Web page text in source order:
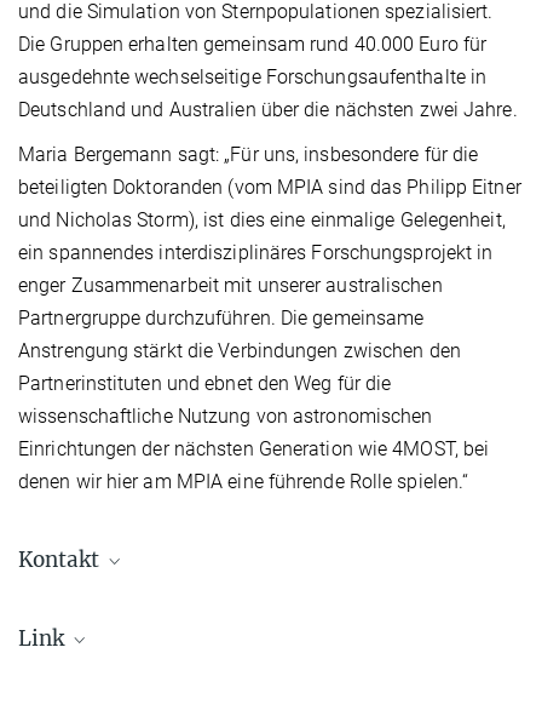
und die Simulation von Sternpopulationen spezialisiert.
Die Gruppen erhalten gemeinsam rund 40.000 Euro für
ausgedehnte wechselseitige Forschungsaufenthalte in
Deutschland und Australien über die nächsten zwei Jahre.
Maria Bergemann sagt: „Für uns, insbesondere für die
beteiligten Doktoranden (vom MPIA sind das Philipp Eitner
und Nicholas Storm), ist dies eine einmalige Gelegenheit,
ein spannendes interdisziplinäres Forschungsprojekt in
enger Zusammenarbeit mit unserer australischen
Partnergruppe durchzuführen. Die gemeinsame
Anstrengung stärkt die Verbindungen zwischen den
Partnerinstituten und ebnet den Weg für die
wissenschaftliche Nutzung von astronomischen
Einrichtungen der nächsten Generation wie 4MOST, bei
denen wir hier am MPIA eine führende Rolle spielen.“
Kontakt
Leitung Presse- und Öffentlichkeitsarbeit
Link